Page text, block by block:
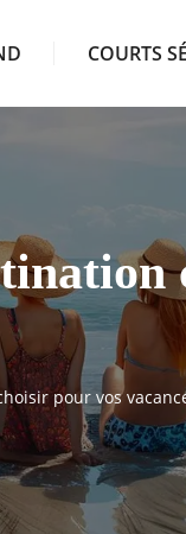
COURTS
pour vos